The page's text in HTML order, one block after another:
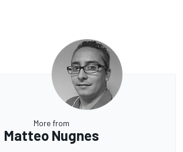
More from
Matteo Nugnes